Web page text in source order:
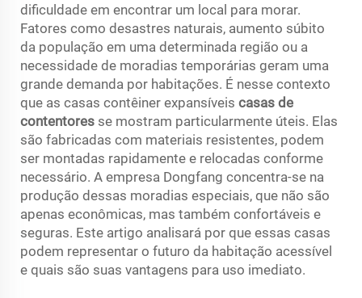
dificuldade em encontrar um local para morar.
Fatores como desastres naturais, aumento súbito
da população em uma determinada região ou a
necessidade de moradias temporárias geram uma
grande demanda por habitações. É nesse contexto
que as casas contêiner expansíveis casas de
contentores se mostram particularmente úteis. Elas
são fabricadas com materiais resistentes, podem
ser montadas rapidamente e relocadas conforme
necessário. A empresa Dongfang concentra-se na
produção dessas moradias especiais, que não são
apenas econômicas, mas também confortáveis e
seguras. Este artigo analisará por que essas casas
podem representar o futuro da habitação acessível
e quais são suas vantagens para uso imediato.